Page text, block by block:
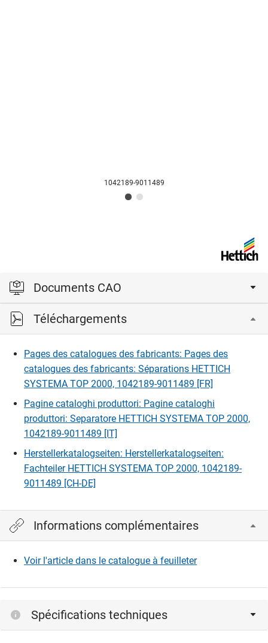
1042189-9011489
Documents CAO
Veuillez vous connecter pour afficher et télécharger les
fichiers CAD.
Connexion
Téléchargements
Pages des catalogues des fabricants: Pages des
catalogues des fabricants: Séparations HETTICH
SYSTEMA TOP 2000, 1042189-9011489 [FR]
Pagine cataloghi produttori: Pagine cataloghi
produttori: Separatore HETTICH SYSTEMA TOP 2000,
1042189-9011489 [IT]
Herstellerkatalogseiten: Herstellerkatalogseiten:
Fachteiler HETTICH SYSTEMA TOP 2000, 1042189-
9011489 [CH-DE]
Informations complémentaires
Voir l'article dans le catalogue à feuilleter
Spécifications techniques